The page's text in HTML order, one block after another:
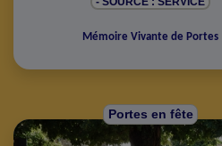
Mémoire Vivante de Portes
Portes en fête